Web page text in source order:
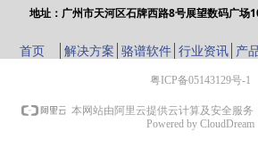
地址：广州市天河区石牌西路8号展望数码广场
首页 解决方案 骆谱软件 行业资讯 产
粤ICP备05143129号-1
本网站由阿里云提供云计算及安全服务
Powered by CloudDream